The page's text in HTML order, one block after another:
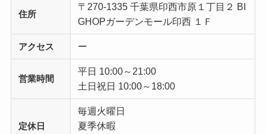
住所
〒270-1335 千葉県印西市原１丁目２ BI
GHOPガーデンモール印西 １Ｆ
アクセス ー
営業時間
平日 10:00～21:00
土日祝日 10:00～18:00
定休日
毎週火曜日
夏季休暇